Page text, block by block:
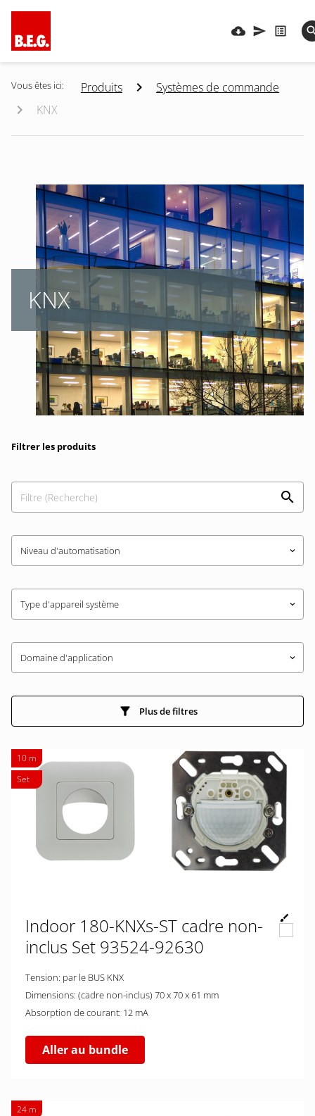
Vous êtes ici: Produits
Systèmes de commande
KNX
KNX
Filtrer les produits
Niveau d'automatisation keyboard_arrow_down
Type d'appareil système keyboard_arrow_down
Domaine d'application keyboard_arrow_down
Plus de filtres
10 m
Set
Indoor 180-KNXs-ST cadre non-
inclus Set 93524-92630
Tension: par le BUS KNX
Dimensions: (cadre non-inclus) 70 x 70 x 61 mm
Absorption de courant: 12 mA
Aller au bundle
24 m